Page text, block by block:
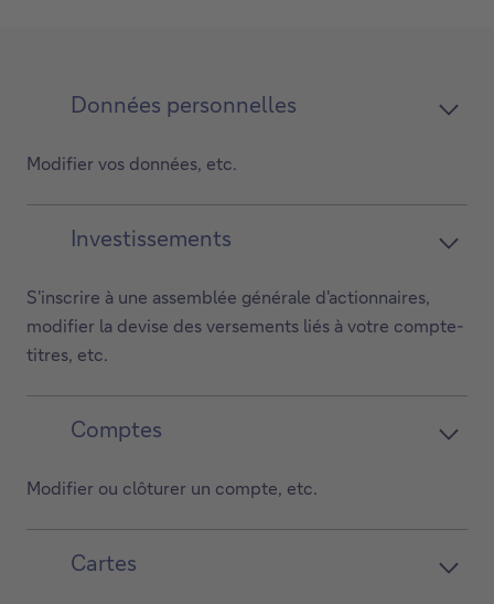
Données personnelles
Modifier vos données, etc.
Investissements
S'inscrire à une assemblée générale d'actionnaires,
modifier la devise des versements liés à votre compte-
titres, etc.
Comptes
Modifier ou clôturer un compte, etc.
Cartes